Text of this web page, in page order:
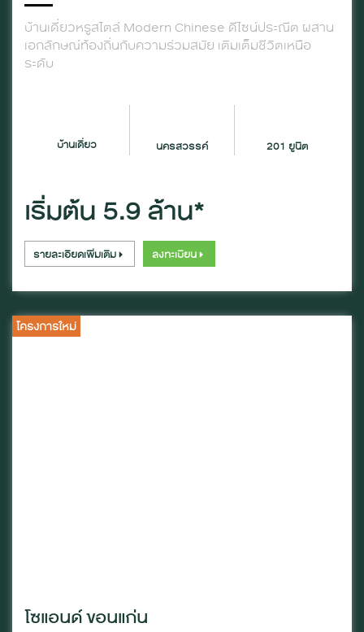
บ้านเดี่ยวหรูสไตล์ Modern Chinese ดีไซน์ประณีต ผสาน
เอกลักษณ์ท้องถิ่นกับความร่วมสมัย เติมเต็มชีวิตเหนือ
ระดับ
บ้านเดี่ยว นครสวรรค์ 201 ยูนิต
เริ่มต้น 5.9 ล้าน*
รายละเอียดเพิ่มเติม ลงทะเบียน
โครงการใหม่
โซแอนด์ ขอนแก่น